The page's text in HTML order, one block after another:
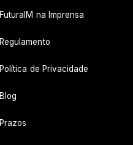
FuturaIM na Imprensa
Regulamento
Política de Privacidade
Blog
Prazos